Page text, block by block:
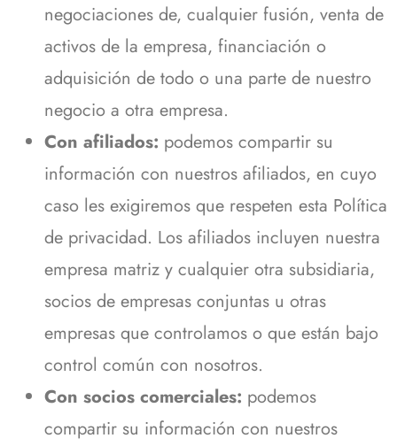
negociaciones de, cualquier fusión, venta de
activos de la empresa, financiación o
adquisición de todo o una parte de nuestro
negocio a otra empresa.
Con afiliados: podemos compartir su
información con nuestros afiliados, en cuyo
caso les exigiremos que respeten esta Política
de privacidad. Los afiliados incluyen nuestra
empresa matriz y cualquier otra subsidiaria,
socios de empresas conjuntas u otras
empresas que controlamos o que están bajo
control común con nosotros.
Con socios comerciales: podemos
compartir su información con nuestros